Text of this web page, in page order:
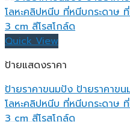
Quick View
ป้ายแสดงราคา
ป้ายราคาขนมปัง ป้ายราคาขน
โลหะคลิปหนีบ ที่หนีบกระดาษ
3 cm สีโรสโกล์ด